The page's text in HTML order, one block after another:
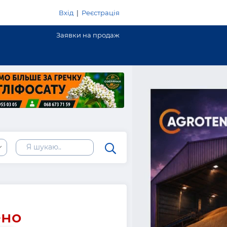
Вхід | Реєстрація
Заявки на продаж